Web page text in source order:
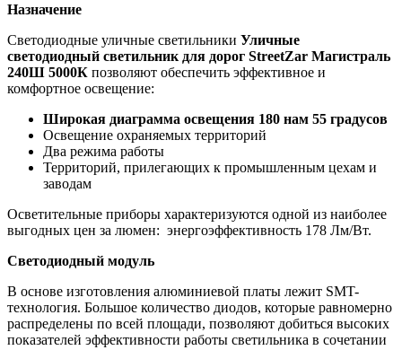
Назначение
Светодиодные уличные светильники Уличные
светодиодный светильник для дорог StreetZar Магистраль
240Ш 5000К позволяют обеспечить эффективное и
комфортное освещение:
Широкая диаграмма освещения 180 нам 55 градусов
Освещение охраняемых территорий
Два режима работы
Территорий, прилегающих к промышленным цехам и
заводам
Осветительные приборы характеризуются одной из наиболее
выгодных цен за люмен: энергоэффективность 178 Лм/Вт.
Светодиодный модуль
В основе изготовления алюминиевой платы лежит SMT-
технология. Большое количество диодов, которые равномерно
распределены по всей площади, позволяют добиться высоких
показателей эффективности работы светильника в сочетании